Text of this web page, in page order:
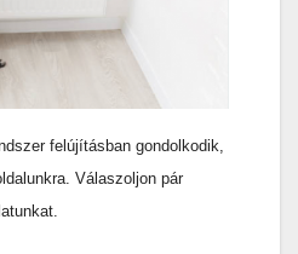
felújításban gondolkodik,
Válaszoljon pár